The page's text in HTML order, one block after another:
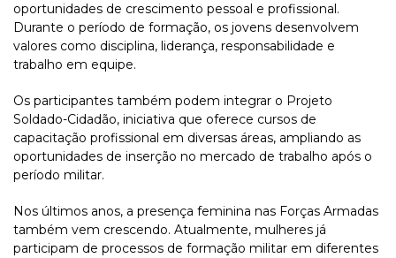
oportunidades de crescimento pessoal e profissional.
Durante o período de formação, os jovens desenvolvem
valores como disciplina, liderança, responsabilidade e
trabalho em equipe.
Os participantes também podem integrar o Projeto
Soldado-Cidadão, iniciativa que oferece cursos de
capacitação profissional em diversas áreas, ampliando as
oportunidades de inserção no mercado de trabalho após o
período militar.
Nos últimos anos, a presença feminina nas Forças Armadas
também vem crescendo. Atualmente, mulheres já
participam de processos de formação militar em diferentes